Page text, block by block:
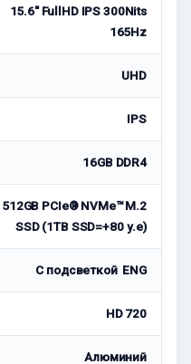
15.6'' FullHD IPS 300Nits
165Hz
UHD
IPS
16GB DDR4
512GB PCIe® NVMe™ M.2
SSD (1TB SSD=+80 у.е)
С подсветкой ENG
HD 720
Алюминий